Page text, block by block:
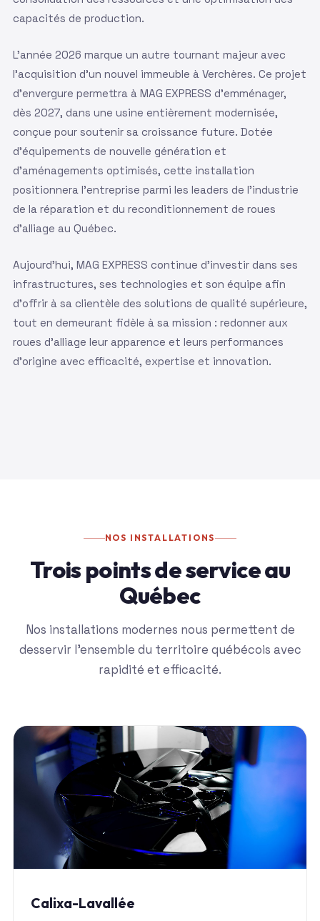
capacités de production.
L'année 2026 marque un autre tournant majeur avec
l'acquisition d'un nouvel immeuble à Verchères. Ce projet
d'envergure permettra à MAG EXPRESS d'emménager,
dès 2027, dans une usine entièrement modernisée,
conçue pour soutenir sa croissance future. Dotée
d'équipements de nouvelle génération et
d'aménagements optimisés, cette installation
positionnera l'entreprise parmi les leaders de l'industrie
de la réparation et du reconditionnement de roues
d'alliage au Québec.
Aujourd'hui, MAG EXPRESS continue d'investir dans ses
infrastructures, ses technologies et son équipe afin
d'offrir à sa clientèle des solutions de qualité supérieure,
tout en demeurant fidèle à sa mission : redonner aux
roues d'alliage leur apparence et leurs performances
d'origine avec efficacité, expertise et innovation.
NOS INSTALLATIONS
Trois points de service au
Québec
Nos installations modernes nous permettent de
desservir l'ensemble du territoire québécois avec
rapidité et efficacité.
Calixa-Lavallée